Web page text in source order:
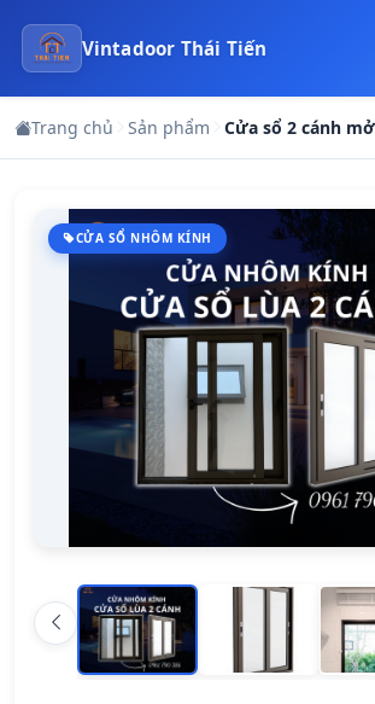
Vintadoor Thái Tiến
Trang chủ Sản phẩm Cửa sổ 2 cánh
CỬA SỔ NHÔM KÍNH